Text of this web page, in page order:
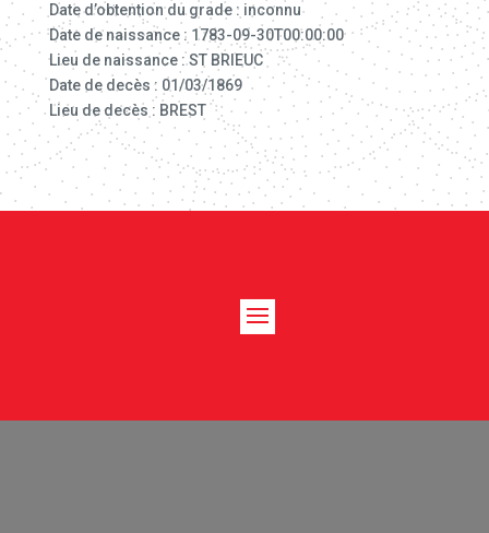
Date d’obtention du grade : inconnu
Date de naissance : 1783-09-30T00:00:00
Lieu de naissance : ST BRIEUC
Date de decès : 01/03/1869
Lieu de decès : BREST